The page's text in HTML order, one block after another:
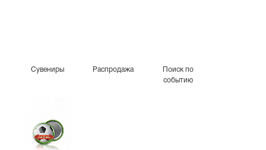
Сувениры Распродажа
Поиск по
событию